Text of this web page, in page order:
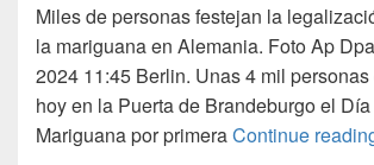
Miles de personas festejan la
la mariguana en Alemania. Foto Ap
2024 11:45 Berlin. Unas 4 mil
hoy en la Puerta de Brandeburgo el
Mariguana por primeraContinue